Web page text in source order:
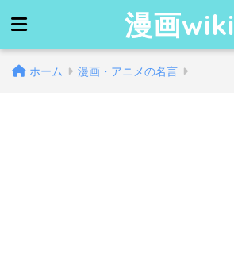
漫画wiki
ホーム 漫画・アニメの名言